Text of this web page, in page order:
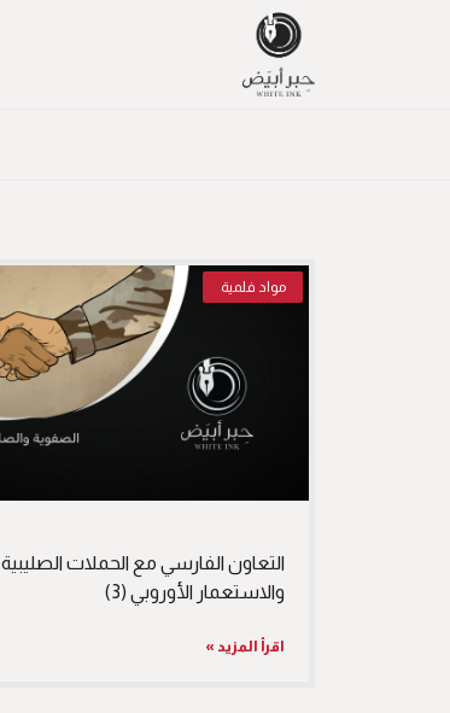
مواد فلمية
التعاون الفارسي مع الحملات الصليبية
والاستعمار الأوروبي (3)
اقرأ المزيد »